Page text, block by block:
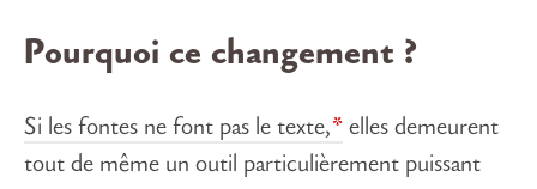
Pourquoi ce changement ?
Si les fontes ne font pas le texte, elles demeurent
tout de même un outil particulièrement puissant